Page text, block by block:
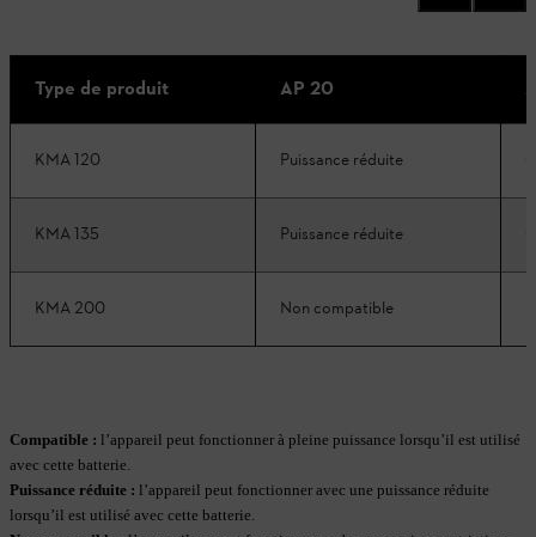
Type de produit AP 20
KMA 120 Puissance réduite
KMA 135 Puissance réduite
KMA 200 Non compatible
Compatible : l’appareil peut fonctionner à pleine puissance lorsqu’il est utilisé
avec cette batterie.
Puissance réduite : l’appareil peut fonctionner avec une puissance réduite
lorsqu’il est utilisé avec cette batterie.